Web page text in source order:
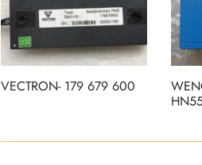
VECTRON- 179 679 600